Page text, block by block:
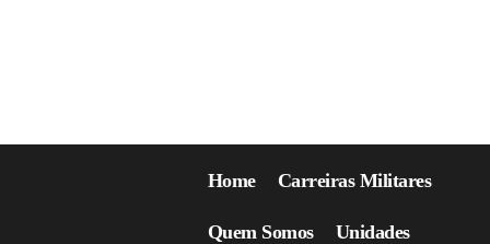
Home Carreiras Militares
Quem Somos Unidades